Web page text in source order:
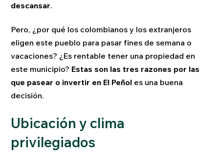
descansar.
Pero, ¿por qué los colombianos y los extranjeros
eligen este pueblo para pasar fines de semana o
vacaciones? ¿Es rentable tener una propiedad en
este municipio? Estas son las tres razones por las
que pasear o invertir en El Peñol es una buena
decisión.
Ubicación y clima
privilegiados